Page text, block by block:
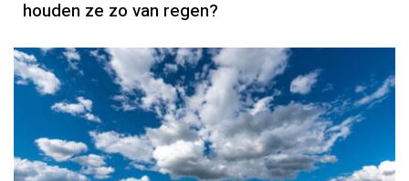
houden ze zo van regen?